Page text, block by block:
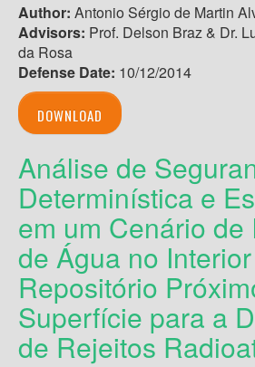
Author: Antonio Sérgio de Martin
Advisors: Prof. Delson Braz & Dr.
da Rosa
Defense Date: 10/12/2014
DOWNLOAD
Análise de
Determinística e
em um Cenário de
de Água no
Repositório
Superfície para a
de Rejeitos